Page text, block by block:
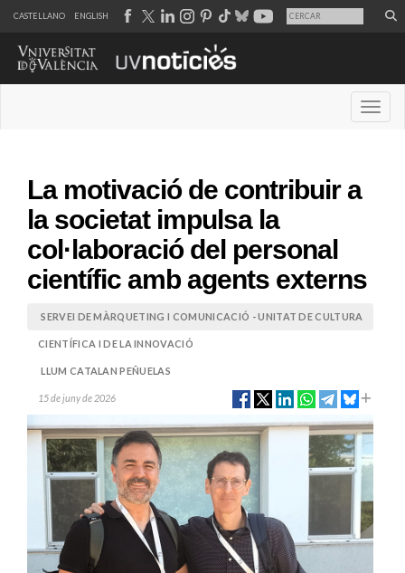
CASTELLANO ENGLISH
La motivació de contribuir a
la societat impulsa la
col·laboració del personal
científic amb agents externs
SERVEI DE MÀRQUETING I COMUNICACIÓ - UNITAT DE CULTURA
CIENTÍFICA I DE LA INNOVACIÓ
LLUM CATALAN PEÑUELAS
15 de juny de 2026